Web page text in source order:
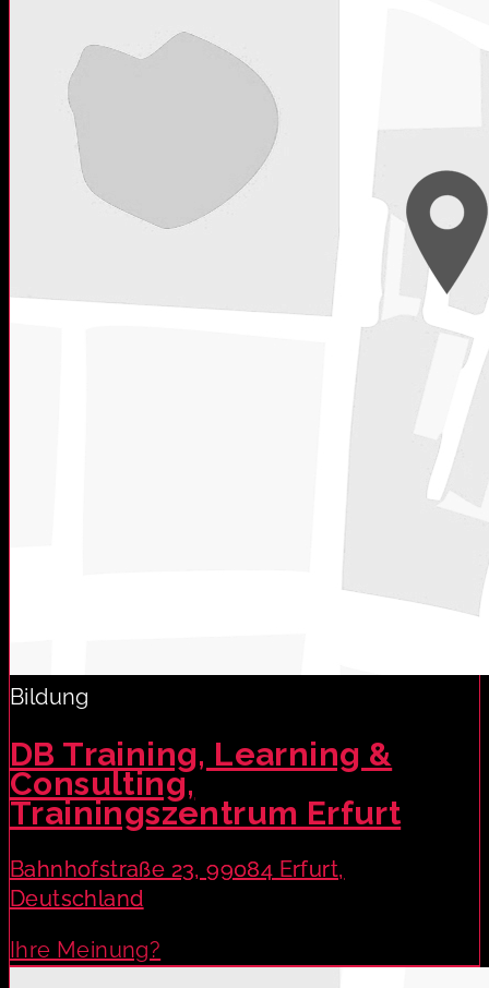
Bildung
DB Training, Learning &
Consulting,
Trainingszentrum Erfurt
Bahnhofstraße 23, 99084 Erfurt,
Deutschland
Ihre Meinung?